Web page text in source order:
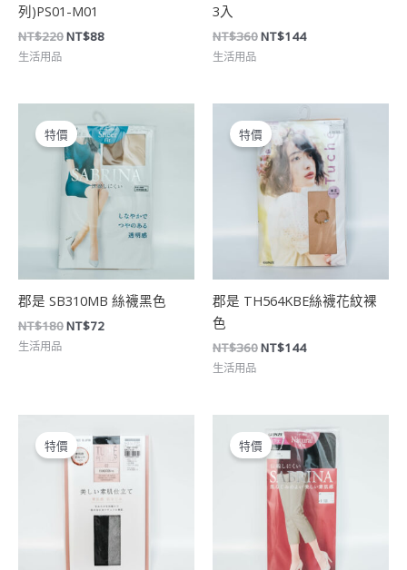
列)PS01-M01
NT$220NT$88
生活用品
3入
NT$360NT$144
生活用品
特價
郡是 SB310MB 絲襪黑色
NT$180
始
價
格：
NT$180。
NT$72
前
價
格：
NT$72。
生活用品
特價
郡是 TH564KBE絲襪花紋裸
色
NT$360
始
價
格：
NT$360。
NT$144
前
價
格：
NT$144。
生活用品
特價
始
價
格：
NT$216。
前
價
格：
NT$86。
特價
始
價
格：
NT$108。
前
價
格：
NT$43。